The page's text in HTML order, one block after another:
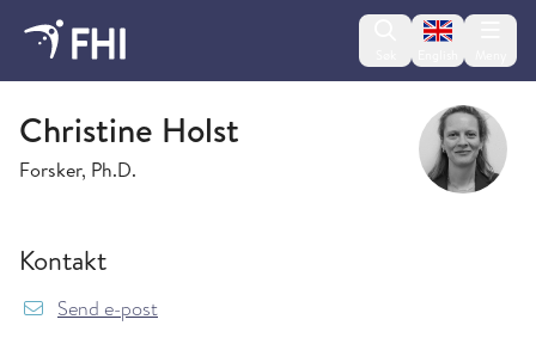
Change
Senter for forskning på epidemitiltak
Christine Holst
Forsker, Ph.D.
Kontakt
Send e-post{model.translations.sendEmailTo}